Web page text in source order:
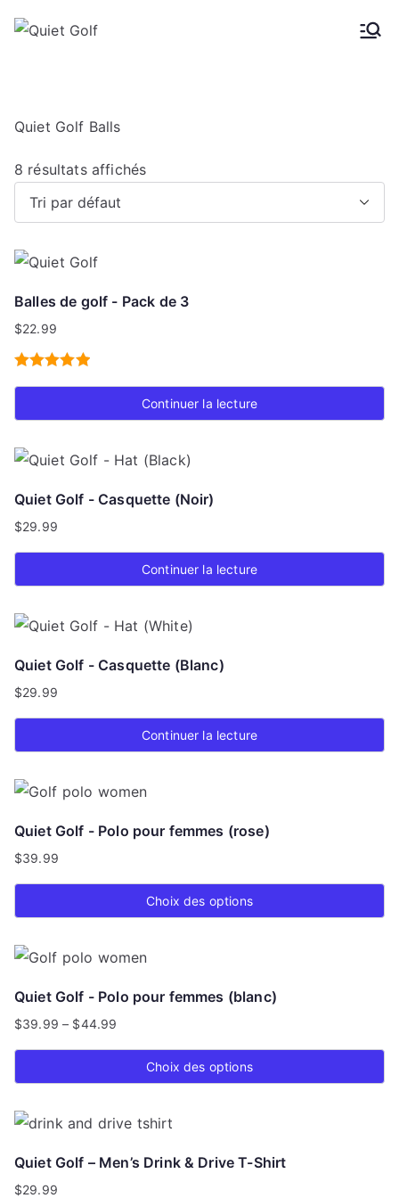
Quiet Golf Balls
8 résultats affichés
Balles de golf - Pack de 3
$22.99
Continuer la lecture
Quiet Golf - Casquette (Noir)
$29.99
Continuer la lecture
Quiet Golf - Casquette (Blanc)
$29.99
Continuer la lecture
Quiet Golf - Polo pour femmes (rose)
$39.99
Choix des options
produit
plusieurs
variations.
Les
options
être
choisies
Quiet Golf - Polo pour femmes (blanc)
$39.99 – $44.99
Plage
de
prix :
à
Choix des options
produit
plusieurs
Quiet Golf – Men’s Drink & Drive T-Shirt
$29.99